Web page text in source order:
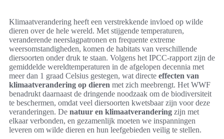
Klimaatverandering heeft een verstrekkende invloed op wilde
dieren over de hele wereld. Met stijgende temperaturen,
veranderende neerslagpatronen en frequente extreme
weersomstandigheden, komen de habitats van verschillende
diersoorten onder druk te staan. Volgens het IPCC-rapport zijn de
gemiddelde wereldtemperaturen in de afgelopen decennia met
meer dan 1 graad Celsius gestegen, wat directe effecten van
klimaatverandering op dieren met zich meebrengt. Het WWF
benadrukt daarnaast de dringende noodzaak om de biodiversiteit
te beschermen, omdat veel diersoorten kwetsbaar zijn voor deze
veranderingen. De natuur en klimaatverandering zijn met
elkaar verbonden, en gezamenlijk moeten we inspanningen
leveren om wilde dieren en hun leefgebieden veilig te stellen.